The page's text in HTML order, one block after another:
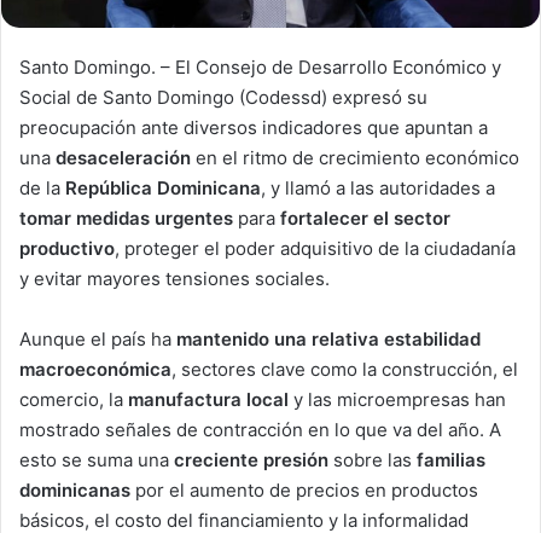
Santo Domingo. – El Consejo de Desarrollo Económico y
Social de Santo Domingo (Codessd) expresó su
preocupación ante diversos indicadores que apuntan a
una desaceleración en el ritmo de crecimiento económico
de la República Dominicana, y llamó a las autoridades a
tomar medidas urgentes para fortalecer el sector
productivo, proteger el poder adquisitivo de la ciudadanía
y evitar mayores tensiones sociales.
Aunque el país ha mantenido una relativa estabilidad
macroeconómica, sectores clave como la construcción, el
comercio, la manufactura local y las microempresas han
mostrado señales de contracción en lo que va del año. A
esto se suma una creciente presión sobre las familias
dominicanas por el aumento de precios en productos
básicos, el costo del financiamiento y la informalidad